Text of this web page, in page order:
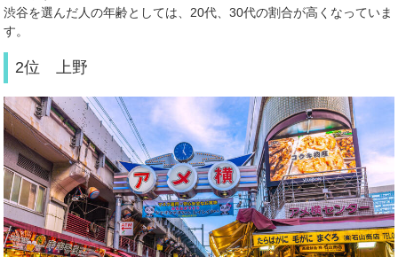
渋谷を選んだ人の年齢としては、 20代、30代の割合が高くなっていま
す。
2位 上野